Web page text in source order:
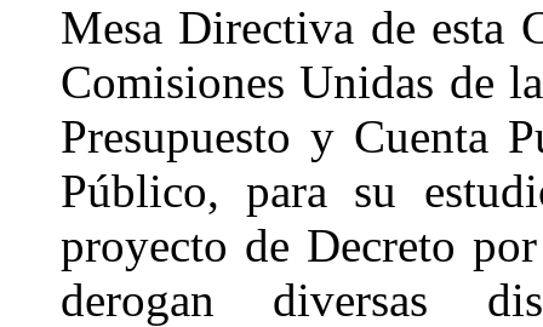
Mesa Directiva de esta
Comisiones Unidas de
Presupuesto y Cuenta
Público, para su
proyecto de Decreto
derogan diversas